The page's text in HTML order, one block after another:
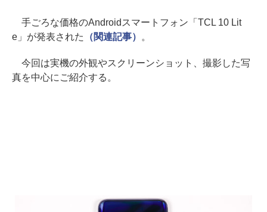
手ごろな価格のAndroidスマートフォン「TCL 10 Lit
e」が発表された
（関連記事） 。
今回は実機の外観やスクリーンショット、撮影した写
真を中心にご紹介する。